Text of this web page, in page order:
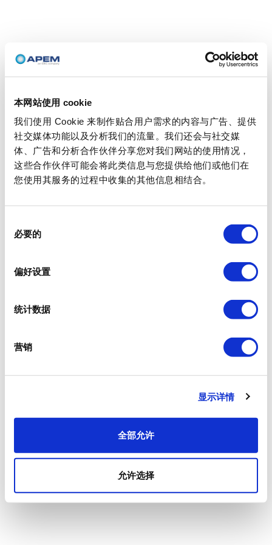
本网站使用 cookie
我们使用 Cookie 来制作贴合用户需求的内容与广告、提供
社交媒体功能以及分析我们的流量。我们还会与社交媒
体、广告和分析合作伙伴分享您对我们网站的使用情况，
这些合作伙伴可能会将此类信息与您提供给他们或他们在
您使用其服务的过程中收集的其他信息相结合。
必要的
偏好设置
统计数据
营销
显示详情
全部允许
允许选择